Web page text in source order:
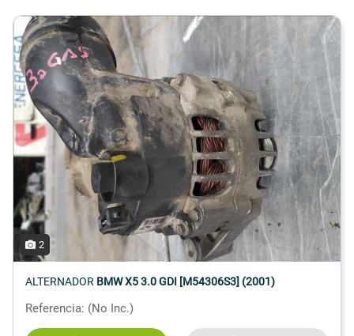
2
ALTERNADOR BMW X5 3.0 GDI [M54306S3] (2001)
Referencia: (No Inc.)